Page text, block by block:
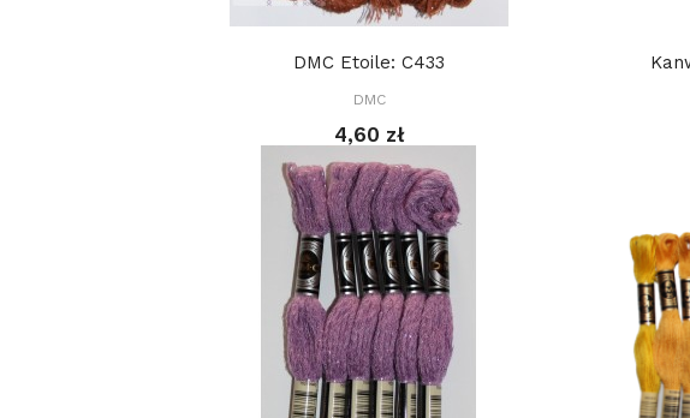
DMC Etoile: C433
DMC
4,60 zł